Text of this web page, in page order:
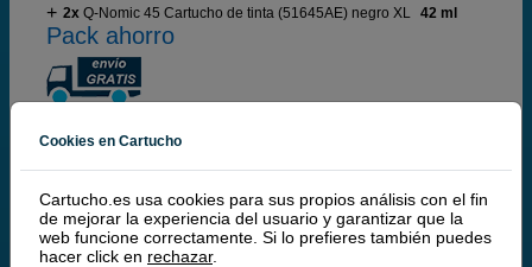
2x Q-Nomic 45 Cartucho de tinta (51645AE) negro XL 42 ml
Pack ahorro
74,00 €
61,16 € iva ex
RECÍBELO EN 24 HORAS
Cookies en Cartucho
Cartucho.es usa cookies para sus propios análisis con el fin
de mejorar la experiencia del usuario y garantizar que la
web funcione correctamente. Si lo prefieres también puedes
hacer click en rechazar.